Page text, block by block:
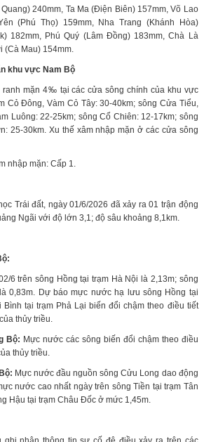
240mm, Ta Ma (Điện Biên) 157mm, Võ Lao
(Phú Thọ) 159mm, Nha Trang (Khánh Hòa)
182mm, Phú Quý (Lâm Đồng) 183mm, Chà Là
(Cà Mau) 154mm.
khu vực Nam Bộ
ranh mặn 4‰ tại các cửa sông chính của khu vực
Cỏ Đông, Vàm Cỏ Tây: 30-40km; sông Cửa Tiểu,
Luông: 22-25km; sông Cổ Chiên: 12-17km; sông
25-30km. Xu thế xâm nhập mặn ở các cửa sông
nhập mặn: Cấp 1.
Trái đất, ngày 01/6/2026 đã xảy ra 01 trận động
Ngãi với độ lớn 3,1; độ sâu khoảng 8,1km.
6 trên sông Hồng tại trạm Hà Nội là 2,13m; sông
0,83m. Dự báo mực nước hạ lưu sông Hồng tại
Bình tại trạm Phả Lại biến đổi chậm theo điều tiết
thủy triều.
Bộ: Mực nước các sông biến đổi chậm theo điều
thủy triều.
Mực nước đầu nguồn sông Cửu Long dao động
nước cao nhất ngày trên sông Tiền tại trạm Tân
Hậu tại trạm Châu Đốc ở mức 1,45m.